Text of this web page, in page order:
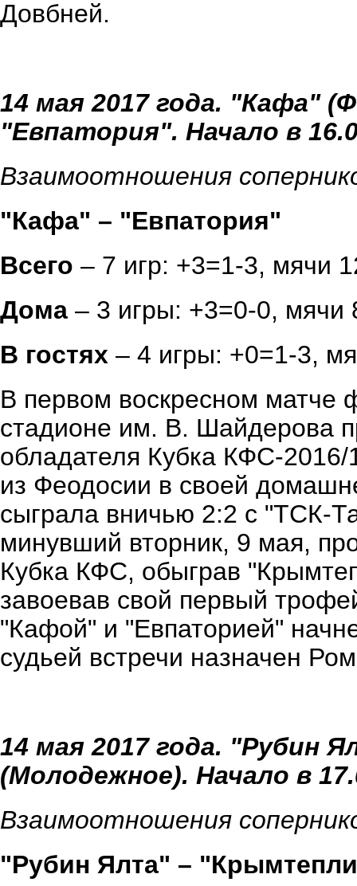
Довбней.
14 мая 2017 года. "Кафа"
"Евпатория". Начало в
Взаимоотношения
"Кафа" – "Евпатория"
Всего – 7 игр: +3=1-3, мячи
Дома – 3 игры: +3=0-0, мячи
В гостях – 4 игры: +0=1-3,
В первом воскресном матче
стадионе им. В. Шайдерова
обладателя Кубка КФС-
из Феодосии в своей
сыграла вничью 2:2 с "ТСК-
минувший вторник, 9 мая,
Кубка КФС, обыграв
завоевав свой первый
"Кафой" и "Евпаторией"
судьей встречи назначен
14 мая 2017 года. "Рубин
(Молодежное). Начало в
Взаимоотношения
"Рубин Ялта" –